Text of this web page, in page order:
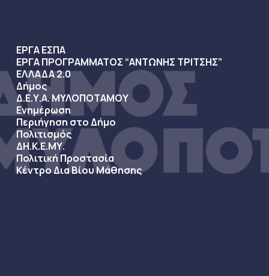
ΕΡΓΑ ΕΣΠΑ
ΕΡΓΑ ΠΡΟΓΡΑΜΜΑΤΟΣ “ΑΝΤΩΝΗΣ ΤΡΙΤΣΗΣ”
ΕΛΛΑΔΑ 2.0
Δήμος
Δ.Ε.Υ.Α. ΜΥΛΟΠΟΤΑΜΟΥ
Ενημέρωση
Περιήγηση στο Δήμο
Πολιτισμός
ΔΗ.Κ.Ε.ΜΥ.
Πολιτική Προστασία
Κέντρο Δια Βίου Μάθησης